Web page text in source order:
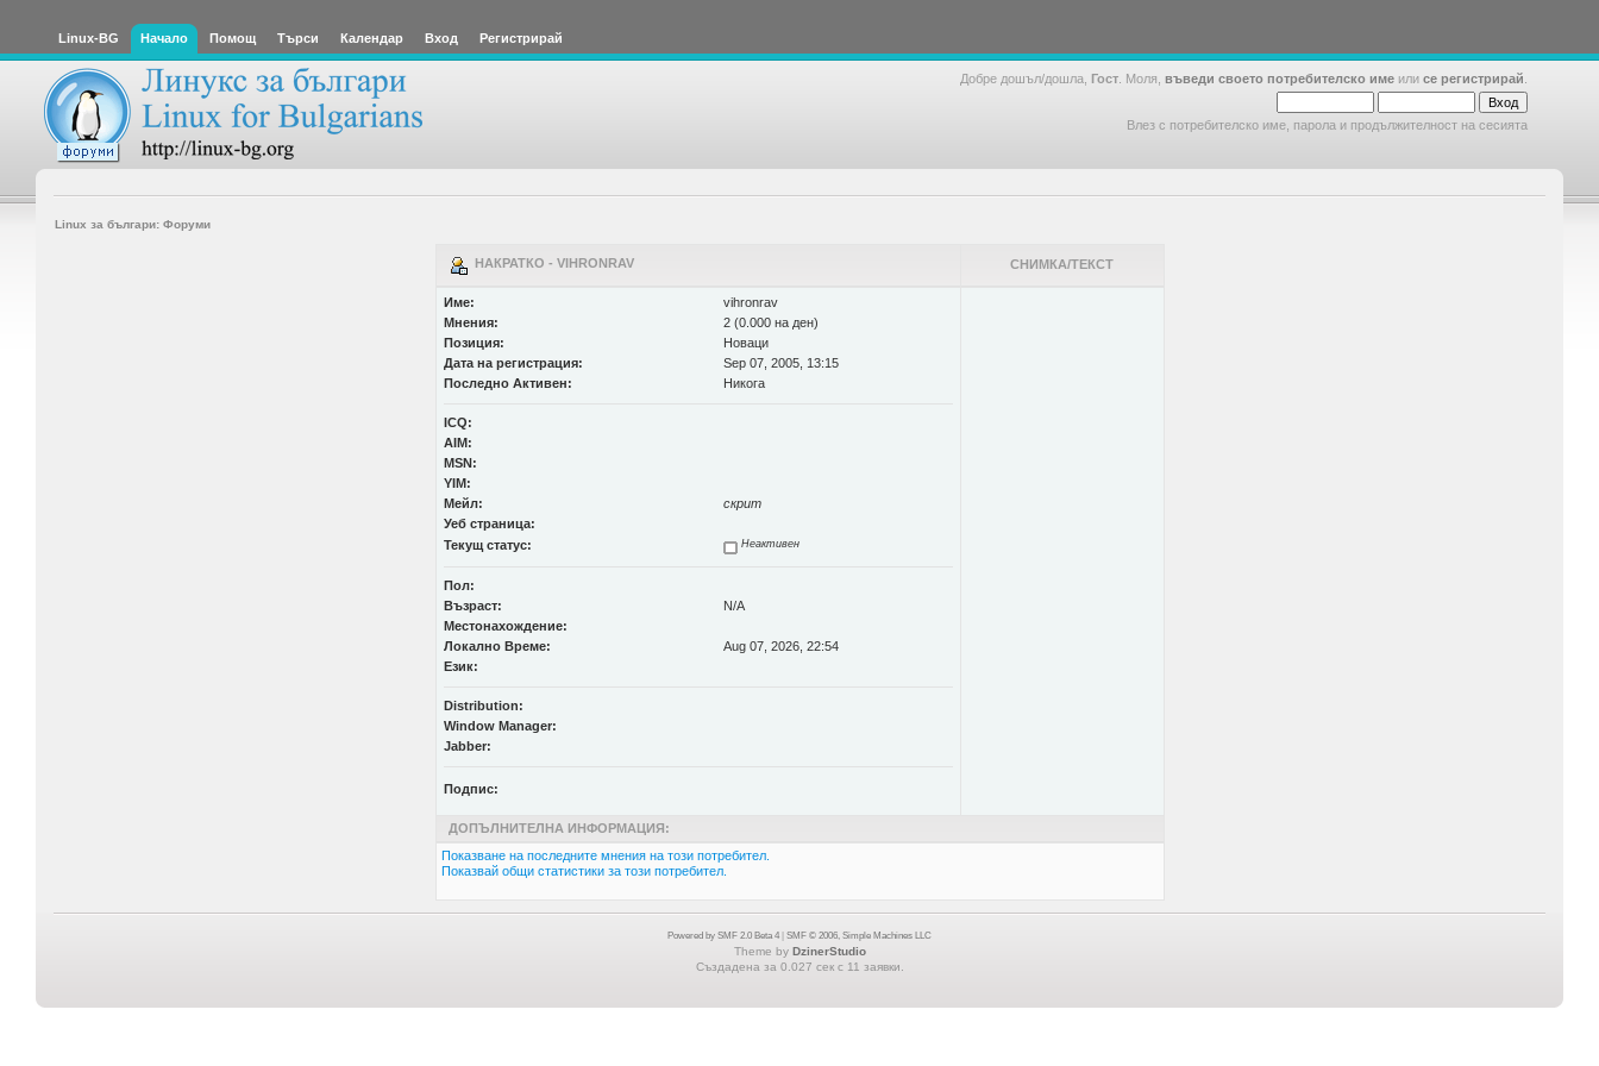
Linux-BG Начало Помощ Търси Календар Вход Регистрирай
Добре дошъл/дошла, Гост . Моля, въведи своето потребителско име или се регистрирай
Влез с потребителско име, парола и продължителност на сесията
Linux за българи: Форуми
НАКРАТКО - VIHRONRAV СНИМКА/ТЕКСТ
Име:
vihronrav
Мнения:
2 (0.000 на ден)
Позиция:
Новаци
Дата на регистрация:
Sep 07, 2005, 13:15
Последно Активен:
Никога
ICQ:
AIM:
MSN:
YIM:
Мейл:
скрит
Уеб страница:
Текущ статус:
Неактивен
Пол:
Възраст:
N/A
Местонахождение:
Локално Време:
Aug 07, 2026, 22:54
Език:
Distribution:
Window Manager:
Jabber:
Подпис:
ДОПЪЛНИТЕЛНА ИНФОРМАЦИЯ:
Показване на последните мнения на този потребител.
Показвай общи статистики за този потребител.
Powered by SMF 2.0 Beta 4 SMF © 2006, Simple Machines LLC
Theme by DzinerStudio
Създадена за 0.027 сек с 11 заявки.